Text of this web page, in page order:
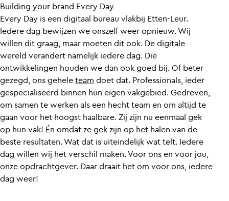
Building your brand Every Day
Every Day is een digitaal bureau vlakbij Etten-Leur.
Iedere dag bewijzen we onszelf weer opnieuw. Wij
willen dit graag, maar moeten dit ook. De digitale
wereld verandert namelijk iedere dag. Die
ontwikkelingen houden we dan ook goed bij. Of beter
gezegd, ons gehele team doet dat. Professionals, ieder
gespecialiseerd binnen hun eigen vakgebied. Gedreven,
om samen te werken als een hecht team en om altijd te
gaan voor het hoogst haalbare. Zij zijn nu eenmaal gek
op hun vak! Én omdat ze gek zijn op het halen van de
beste resultaten. Wat dat is uiteindelijk wat telt. Iedere
dag willen wij het verschil maken. Voor ons en voor jou,
onze opdrachtgever. Daar draait het om voor ons, iedere
dag weer!